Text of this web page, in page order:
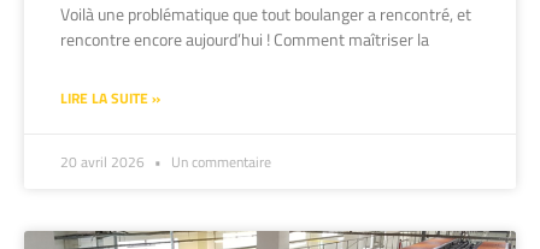
Voilà une problématique que tout boulanger a rencontré, et
rencontre encore aujourd’hui ! Comment maîtriser la
LIRE LA SUITE »
20 avril 2026 Un commentaire